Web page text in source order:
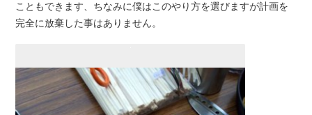
こともできます、ちなみに僕はこのやり方を選びますが計画を
完全に放棄した事はありません。